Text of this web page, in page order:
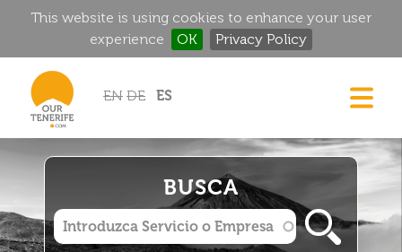
This website is using cookies to enhance your user
experience
OK
Privacy Policy
EN DE ES
CASAS
GOURMET
MANSIONES HISTÓRICAS
RINCONES MÁGICOS
BUSCA